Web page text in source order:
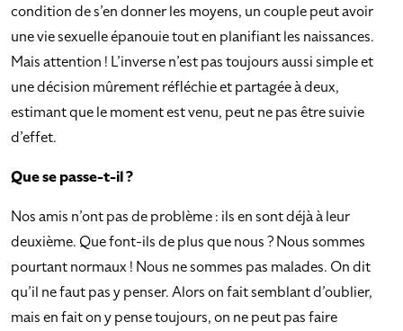
condition de s’en donner les moyens, un couple peut avoir
une vie sexuelle épanouie tout en planifiant les naissances.
Mais attention ! L’inverse n’est pas toujours aussi simple et
une décision mûrement réfléchie et partagée à deux,
estimant que le moment est venu, peut ne pas être suivie
d’effet.
Que se passe-t-il ?
Nos amis n’ont pas de problème : ils en sont déjà à leur
deuxième. Que font-ils de plus que nous ? Nous sommes
pourtant normaux ! Nous ne sommes pas malades. On dit
qu’il ne faut pas y penser. Alors on fait semblant d’oublier,
mais en fait on y pense toujours, on ne peut pas faire